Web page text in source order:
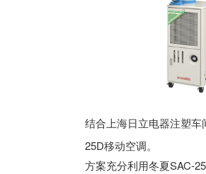
结合上海日立电器注塑
25D移动空调。
方案充分利用冬夏SAC-